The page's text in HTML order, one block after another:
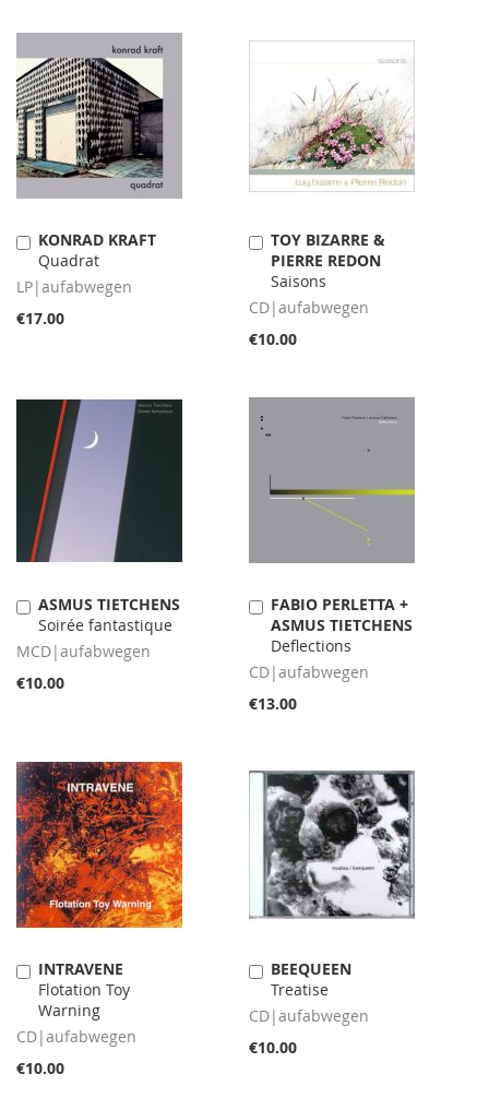
KONRAD KRAFT
Quadrat
LP|aufabwegen
€17.00
Add
to
Cart
TOY BIZARRE &
PIERRE REDON
Saisons
CD|aufabwegen
€10.00
Add
to
Cart
ASMUS TIETCHENS
Soirée fantastique
MCD|aufabwegen
€10.00
Add
to
Cart
FABIO PERLETTA +
ASMUS TIETCHENS
Deflections
CD|aufabwegen
€13.00
Add
to
Cart
INTRAVENE
Flotation Toy
Warning
CD|aufabwegen
€10.00
Add
to
Cart
BEEQUEEN
Treatise
CD|aufabwegen
€10.00
Add
to
Cart